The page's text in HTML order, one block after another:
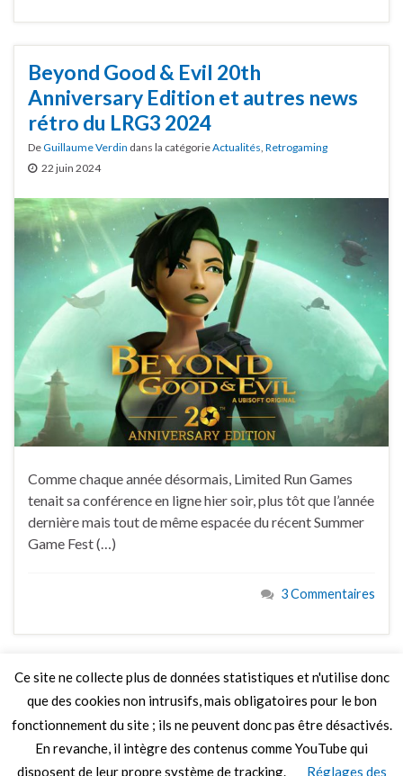
Beyond Good & Evil 20th
Anniversary Edition et autres news
rétro du LRG3 2024
DeGuillaume Verdin dans la catégorieActualités Retrogaming
22 juin 2024
Comme chaque année désormais, Limited Run Games
tenait sa conférence en ligne hier soir, plus tôt que l’année
dernière mais tout de même espacée du récent Summer
Game Fest (…)
3 Commentaires
LIRE PLUS
Ce site ne collecte plus de données statistiques et n'utilise donc
que des cookies non intrusifs, mais obligatoires pour le bon
fonctionnement du site ; ils ne peuvent donc pas être désactivés.
En revanche, il intègre des contenus comme YouTube qui
disposent de leur propre système de tracking.
Réglages des